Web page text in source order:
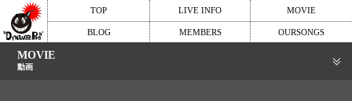
TOP LIVE INFO MOVIE
BLOG MEMBERS OURSONGS
MOVIE
動画